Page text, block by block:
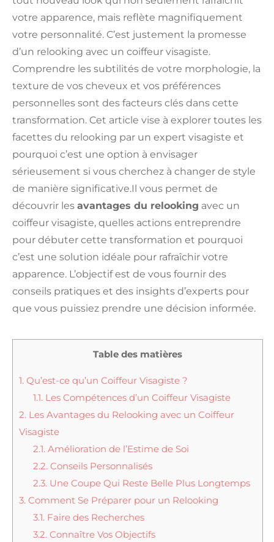
votre apparence, mais reflète magnifiquement
votre personnalité. C’est justement la promesse
d’un relooking avec un coiffeur visagiste.
Comprendre les subtilités de votre morphologie, la
texture de vos cheveux et vos préférences
personnelles sont des facteurs clés dans cette
transformation. Cet article vise à explorer toutes les
facettes du relooking par un expert visagiste et
pourquoi c’est une option à envisager
sérieusement si vous cherchez à changer de style
de manière significative.Il vous permet de
découvrir les avantages du relooking avec un
coiffeur visagiste, quelles actions entreprendre
pour débuter cette transformation et pourquoi
c’est une solution idéale pour rafraîchir votre
apparence. L’objectif est de vous fournir des
conseils pratiques et des insights d’experts pour
que vous puissiez prendre une décision informée.
Table des matières
1. Qu’est-ce qu’un Coiffeur Visagiste ?
1.1. Les Compétences d’un Coiffeur Visagiste
2. Les Avantages du Relooking avec un Coiffeur
Visagiste
2.1. Amélioration de l’Estime de Soi
2.2. Conseils Personnalisés
2.3. Une Coupe Qui Reste Belle Plus Longtemps
3. Comment Se Préparer pour un Relooking
3.1. Faire des Recherches
3.2. Connaître Vos Objectifs